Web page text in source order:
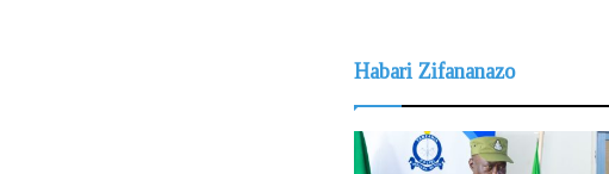
Habari Zifananazo